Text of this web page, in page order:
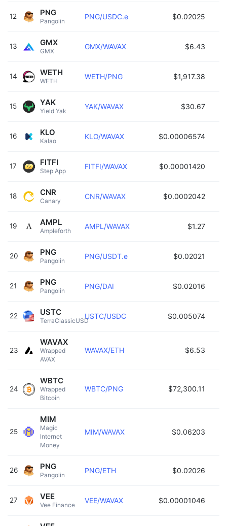
12
Pangolin
PNG PNG/USDC.e $0.02025
13
GMX
GMX GMX/WAVAX $6.43
14
WETH
WETH WETH/PNG $1,917.38
15
Yield Yak
YAK YAK/WAVAX $30.67
16
Kalao
KLO KLO/WAVAX $0.00006574
17
Step App
FITFI FITFI/WAVAX $0.00001420
18
Canary
CNR CNR/WAVAX $0.0002042
19
Ampleforth
AMPL AMPL/WAVAX $1.27
20
Pangolin
PNG PNG/USDT.e $0.02021
21
Pangolin
PNG PNG/DAI $0.02016
22
TerraClassicUSD
USTC USTC/USDC $0.005074
23
Wrapped
AVAX
WAVAX
WAVAX/ETH $6.53
24
Wrapped
Bitcoin
WBTC
WBTC/PNG $72,300.11
25
Magic
Internet
Money
MIM
MIM/WAVAX $0.06203
26
Pangolin
PNG PNG/ETH $0.02026
27
Vee Finance
VEE VEE/WAVAX $0.00001046